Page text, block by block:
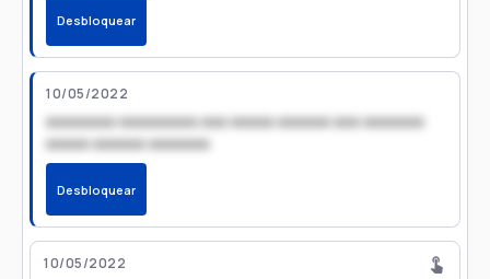
Desbloquear
10/05/2022
xxxxxxxx xxxxxxxxx xxx xxxxx xxxxxx xxx xxxxxxx
xxxxx xxxxxx xxxxxxx
Desbloquear
10/05/2022